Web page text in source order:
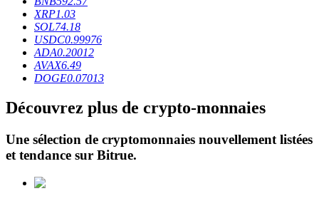
Des investissements exclusifs pour les détenteurs de BTR
Prêts
XRP1.03
SOL74.18
USDC0.99976
ADA0.20012
AVAX6.49
DOGE0.07013
Découvrez plus de crypto-monnaies
Une sélection de cryptomonnaies nouvellement listées
et tendance sur Bitrue.